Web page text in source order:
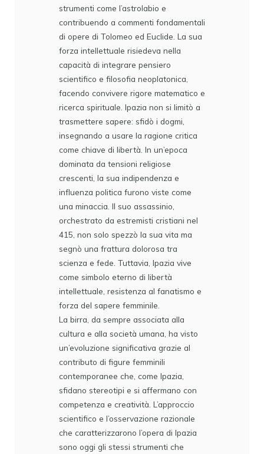
strumenti come l’astrolabio e
contribuendo a commenti fondamentali
di opere di Tolomeo ed Euclide. La sua
forza intellettuale risiedeva nella
capacità di integrare pensiero
scientifico e filosofia neoplatonica,
facendo convivere rigore matematico e
ricerca spirituale. Ipazia non si limitò a
trasmettere sapere: sfidò i dogmi,
insegnando a usare la ragione critica
come chiave di libertà. In un’epoca
dominata da tensioni religiose
crescenti, la sua indipendenza e
influenza politica furono viste come
una minaccia. Il suo assassinio,
orchestrato da estremisti cristiani nel
415, non solo spezzò la sua vita ma
segnò una frattura dolorosa tra
scienza e fede. Tuttavia, Ipazia vive
come simbolo eterno di libertà
intellettuale, resistenza al fanatismo e
forza del sapere femminile.
La birra, da sempre associata alla
cultura e alla società umana, ha visto
un’evoluzione significativa grazie al
contributo di figure femminili
contemporanee che, come Ipazia,
sfidano stereotipi e si affermano con
competenza e creatività. L’approccio
scientifico e l’osservazione razionale
che caratterizzarono l’opera di Ipazia
sono oggi gli stessi strumenti che